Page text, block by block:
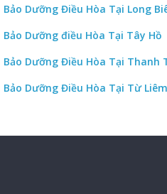
Bảo Dưỡng Điều Hòa Tại Long
Bảo Dưỡng điều Hòa Tại Tây Hồ
Bảo Dưỡng Điều Hòa Tại Thanh
Bảo Dưỡng Điều Hòa Tại Từ Liêm